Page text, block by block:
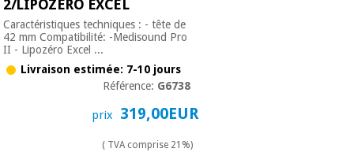
2/LIPOZERO EXCEL
Caractéristiques techniques : - tête de
42 mm Compatibilité: -Medisound Pro
II - Lipozéro Excel ...
Livraison estimée: 7-10 jours
Référence: G6738
prix 319,00EUR
( TVA comprise 21%)